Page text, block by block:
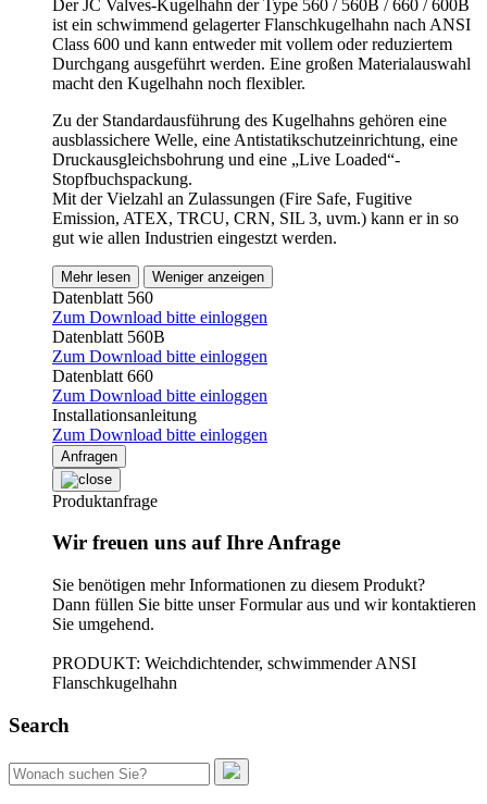
Der JC Valves-Kugelhahn der Type 560 / 560B / 660 / 600B
ist ein schwimmend gelagerter Flanschkugelhahn nach ANSI
Class 600 und kann entweder mit vollem oder reduziertem
Durchgang ausgeführt werden. Eine großen Materialauswahl
macht den Kugelhahn noch flexibler.
Zu der Standardausführung des Kugelhahns gehören eine
ausblassichere Welle, eine Antistatikschutzeinrichtung, eine
Druckausgleichsbohrung und eine „Live Loaded“-
Stopfbuchspackung.
Mit der Vielzahl an Zulassungen (Fire Safe, Fugitive
Emission, ATEX, TRCU, CRN, SIL 3, uvm.) kann er in so
gut wie allen Industrien eingestzt werden.
Mehr lesen Weniger anzeigen
Datenblatt 560
Zum Download bitte einloggen
Datenblatt 560B
Zum Download bitte einloggen
Datenblatt 660
Zum Download bitte einloggen
Installationsanleitung
Zum Download bitte einloggen
Anfragen
Produktanfrage
Wir freuen uns auf Ihre Anfrage
Sie benötigen mehr Informationen zu diesem Produkt?
Dann füllen Sie bitte unser Formular aus und wir kontaktieren
Sie umgehend.
PRODUKT: Weichdichtender, schwimmender ANSI
Flanschkugelhahn
Search
Suchen
nach: